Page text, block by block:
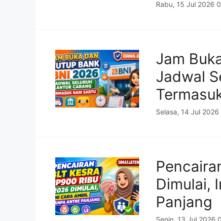
Rabu, 15 Jul 2026
Jam
Jadwal
Selasa, 14 Jul
Dimulai,
Panjang
Senin, 13 Jul 2026